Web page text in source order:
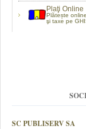
Plaţi Online
Plătește
şi taxe pe
SC PUBLISERV SA